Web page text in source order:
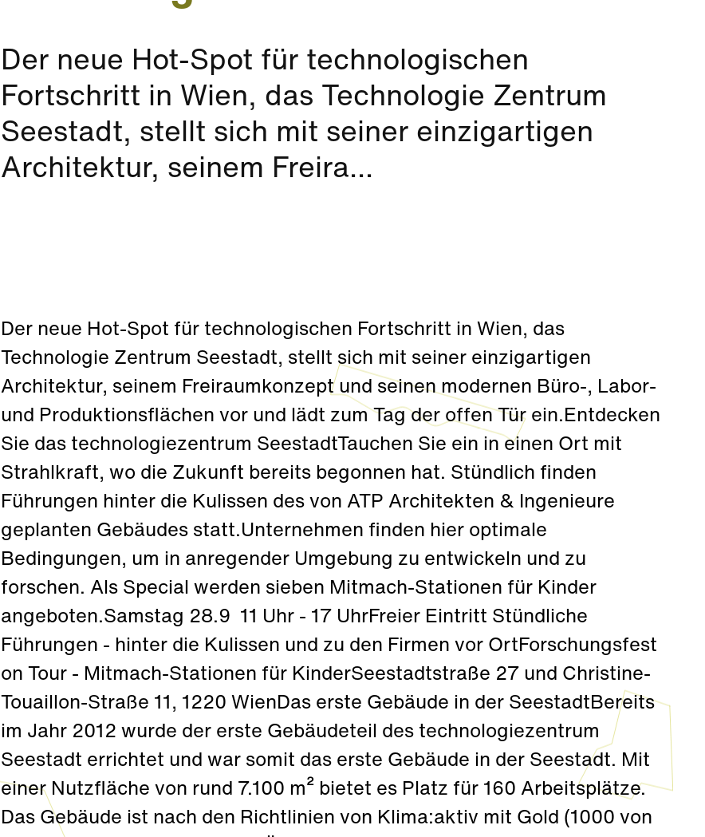
Der neue Hot-Spot für technologischen
Fortschritt in Wien, das Technologie Zentrum
Seestadt, stellt sich mit seiner einzigartigen
Architektur, seinem Freira...
Der neue Hot-Spot für technologischen Fortschritt in Wien, das
Technologie Zentrum Seestadt, stellt sich mit seiner einzigartigen
Architektur, seinem Freiraumkonzept und seinen modernen Büro-, Labor-
und Produktionsflächen vor und lädt zum Tag der offen Tür ein.Entdecken
Sie das technologiezentrum SeestadtTauchen Sie ein in einen Ort mit
Strahlkraft, wo die Zukunft bereits begonnen hat. Stündlich finden
Führungen hinter die Kulissen des von ATP Architekten & Ingenieure
geplanten Gebäudes statt.Unternehmen finden hier optimale
Bedingungen, um in anregender Umgebung zu entwickeln und zu
forschen. Als Special werden sieben Mitmach-Stationen für Kinder
angeboten.Samstag 28.9 11 Uhr - 17 UhrFreier Eintritt Stündliche
Führungen - hinter die Kulissen und zu den Firmen vor OrtForschungsfest
on Tour - Mitmach-Stationen für KinderSeestadtstraße 27 und Christine-
Touaillon-Straße 11, 1220 WienDas erste Gebäude in der SeestadtBereits
im Jahr 2012 wurde der erste Gebäudeteil des technologiezentrum
Seestadt errichtet und war somit das erste Gebäude in der Seestadt. Mit
einer Nutzfläche von rund 7.100 m² bietet es Platz für 160 Arbeitsplätze.
Das Gebäude ist nach den Richtlinien von Klima:aktiv mit Gold (1000 von